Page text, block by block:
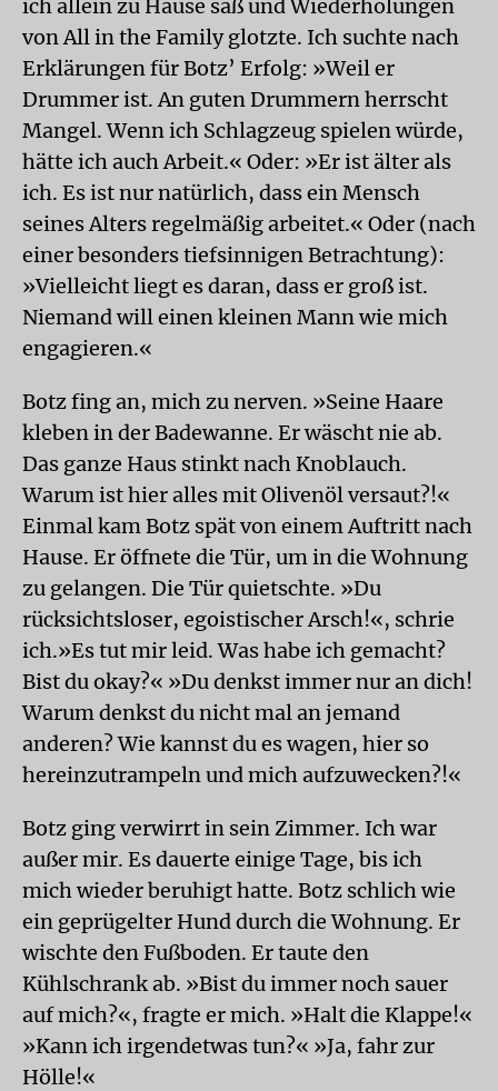
ich allein zu Hause saß und Wiederholungen
von All in the Family glotzte. Ich suchte nach
Erklärungen für Botz’ Erfolg: »Weil er
Drummer ist. An guten Drummern herrscht
Mangel. Wenn ich Schlagzeug spielen würde,
hätte ich auch Arbeit.« Oder: »Er ist älter als
ich. Es ist nur natürlich, dass ein Mensch
seines Alters regelmäßig arbeitet.« Oder (nach
einer besonders tiefsinnigen Betrachtung):
»Vielleicht liegt es daran, dass er groß ist.
Niemand will einen kleinen Mann wie mich
engagieren.«
Botz fing an, mich zu nerven. »Seine Haare
kleben in der Badewanne. Er wäscht nie ab.
Das ganze Haus stinkt nach Knoblauch.
Warum ist hier alles mit Olivenöl versaut?!«
Einmal kam Botz spät von einem Auftritt nach
Hause. Er öffnete die Tür, um in die Wohnung
zu gelangen. Die Tür quietschte. »Du
rücksichtsloser, egoistischer Arsch!«, schrie
ich.»Es tut mir leid. Was habe ich gemacht?
Bist du okay?« »Du denkst immer nur an dich!
Warum denkst du nicht mal an jemand
anderen? Wie kannst du es wagen, hier so
hereinzutrampeln und mich aufzuwecken?!«
Botz ging verwirrt in sein Zimmer. Ich war
außer mir. Es dauerte einige Tage, bis ich
mich wieder beruhigt hatte. Botz schlich wie
ein geprügelter Hund durch die Wohnung. Er
wischte den Fußboden. Er taute den
Kühlschrank ab. »Bist du immer noch sauer
auf mich?«, fragte er mich. »Halt die Klappe!«
»Kann ich irgendetwas tun?« »Ja, fahr zur
Hölle!«